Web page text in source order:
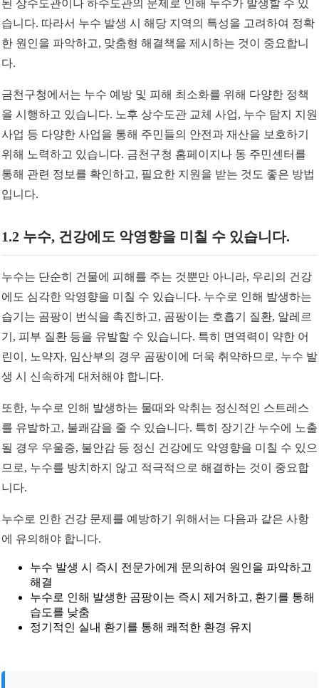
된 상수도관이나 하수도관의 문제로 인해 누수가 발생할 수 있
습니다. 따라서 누수 발생 시 해당 지역의 특성을 고려하여 정확
한 원인을 파악하고, 맞춤형 해결책을 제시하는 것이 중요합니
다.
금천구청에서는 누수 예방 및 피해 최소화를 위해 다양한 정책
을 시행하고 있습니다. 노후 상수도관 교체 사업, 누수 탐지 지원
사업 등 다양한 사업을 통해 주민들의 안전과 재산을 보호하기
위해 노력하고 있습니다. 금천구청 홈페이지나 동 주민센터를
통해 관련 정보를 확인하고, 필요한 지원을 받는 것도 좋은 방법
입니다.
1.2 누수, 건강에도 악영향을 미칠 수 있습니다.
누수는 단순히 건물에 피해를 주는 것뿐만 아니라, 우리의 건강
에도 심각한 악영향을 미칠 수 있습니다. 누수로 인해 발생하는
습기는 곰팡이 번식을 촉진하고, 곰팡이는 호흡기 질환, 알레르
기, 피부 질환 등을 유발할 수 있습니다. 특히 면역력이 약한 어
린이, 노약자, 임산부의 경우 곰팡이에 더욱 취약하므로, 누수 발
생 시 신속하게 대처해야 합니다.
또한, 누수로 인해 발생하는 물때와 악취는 정신적인 스트레스
를 유발하고, 불쾌감을 줄 수 있습니다. 특히 장기간 누수에 노출
될 경우 우울증, 불안감 등 정신 건강에도 악영향을 미칠 수 있으
므로, 누수를 방치하지 않고 적극적으로 해결하는 것이 중요합
니다.
누수로 인한 건강 문제를 예방하기 위해서는 다음과 같은 사항
에 유의해야 합니다.
누수 발생 시 즉시 전문가에게 문의하여 원인을 파악하고
해결
누수로 인해 발생한 곰팡이는 즉시 제거하고, 환기를 통해
습도를 낮춤
정기적인 실내 환기를 통해 쾌적한 환경 유지